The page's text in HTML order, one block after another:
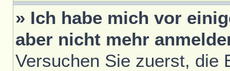
» Ich habe mich vor
aber nicht mehr
Versuchen Sie zuerst, die